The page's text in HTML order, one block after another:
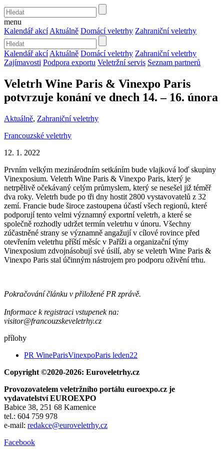
menu
Kalendář akcí Aktuálně Domácí veletrhy Zahraniční veletrhy
Kalendář akcí Aktuálně Domácí veletrhy Zahraniční veletrhy
Zajímavosti Podpora exportu Veletržní servis Seznam partnerů
Veletrh Wine Paris & Vinexpo Paris
potvrzuje konání ve dnech 14. – 16. února
Aktuálně, Zahraniční veletrhy
Francouzské veletrhy
12. 1. 2022
Prvním velkým mezinárodním setkáním bude vlajková loď skupiny
Vinexposium. Veletrh Wine Paris & Vinexpo Paris, který je
netrpělivě očekávaný celým průmyslem, který se nesešel již téměř
dva roky. Veletrh bude po tři dny hostit 2800 vystavovatelů z 32
zemí. Francie bude široce zastoupena účastí všech regionů, které
podporují tento velmi významný exportní veletrh, a které se
společně rozhodly udržet termín veletrhu v únoru. Všechny
zúčastněné strany se významně angažují v cílové rovince před
otevřením veletrhu příští měsíc v Paříži a organizační týmy
Vinexposium zdvojnásobují své úsilí, aby se veletrh Wine Paris &
Vinexpo Paris stal účinným nástrojem pro podporu oživění trhu.
Pokračování článku v přiložené PR zprávě.
Informace k registraci vstupenek na:
visitor@francouzskeveletrhy.cz
přílohy
PR WineParisVinexpoParis leden22
Copyright ©2020-2026: Euroveletrhy.cz
Provozovatelem veletržního portálu euroexpo.cz je
vydavatelství EUROEXPO
Babice 38, 251 68 Kamenice
tel.: 604 759 978
e-mail: redakce@euroveletrhy.cz
Facebook